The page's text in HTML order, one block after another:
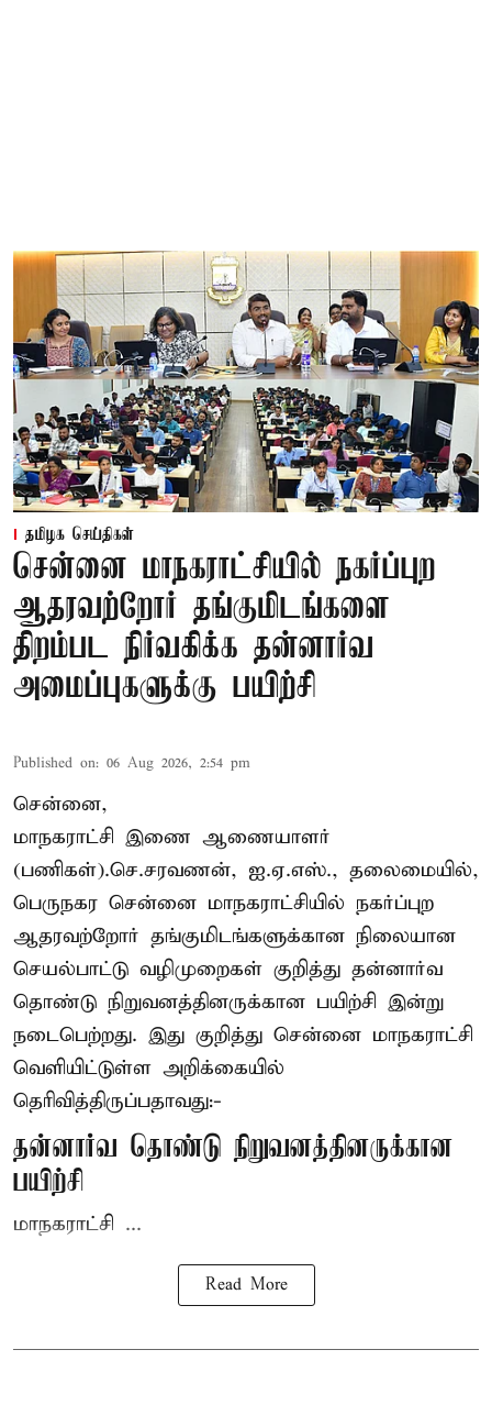
தமிழக செய்திகள்
சென்னை மாநகராட்சியில் நகர்ப்புற
ஆதரவற்றோர் தங்குமிடங்களை
திறம்பட நிர்வகிக்க தன்னார்வ
அமைப்புகளுக்கு பயிற்சி
Published on: 06 Aug 2026, 2:54 pm
சென்னை,
மாநகராட்சி இணை ஆணையாளர்
(பணிகள்).செ.சரவணன், ஐ.ஏ.எஸ்., தலைமையில்,
பெருநகர சென்னை மாநகராட்சியில் நகர்ப்புற
ஆதரவற்றோர் தங்குமிடங்களுக்கான நிலையான
செயல்பாட்டு வழிமுறைகள் குறித்து தன்னார்வ
தொண்டு நிறுவனத்தினருக்கான பயிற்சி இன்று
நடைபெற்றது. இது குறித்து சென்னை மாநகராட்சி
வெளியிட்டுள்ள அறிக்கையில்
தெரிவித்திருப்பதாவது:-
தன்னார்வ தொண்டு நிறுவனத்தினருக்கான
பயிற்சி
மாநகராட்சி ...
Read More